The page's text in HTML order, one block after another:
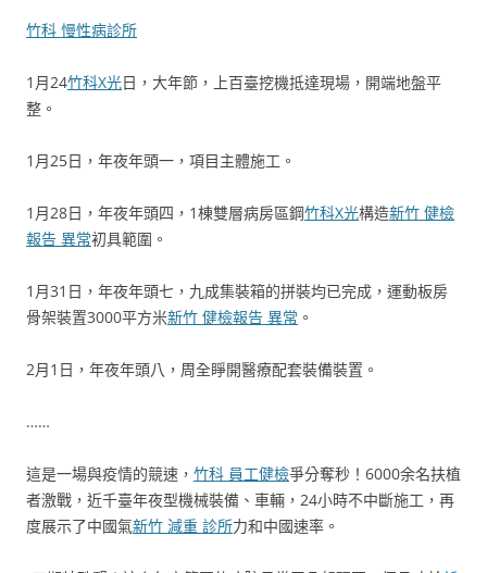
竹科 慢性病診所
1月24竹科X光日，大年節，上百臺挖機抵達現場，開端地盤平
整。
1月25日，年夜年頭一，項目主體施工。
1月28日，年夜年頭四，1棟雙層病房區鋼竹科X光構造新竹 健檢
報告 異常初具範圍。
1月31日，年夜年頭七，九成集裝箱的拼裝均已完成，運動板房
骨架裝置3000平方米新竹 健檢報告 異常 。
2月1日，年夜年頭八，周全睜開醫療配套裝備裝置。
……
這是一場與疫情的競速， 竹科 員工健檢爭分奪秒！6000余名扶植
者激戰，近千臺年夜型機械裝備、車輛，24小時不中斷施工，再
度展示了中國氣新竹 減重 診所力和中國速率。